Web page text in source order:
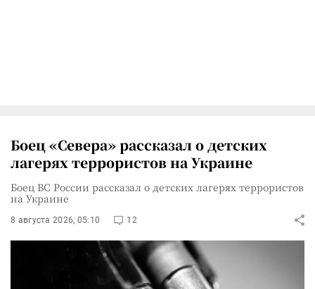
Боец «Севера» рассказал о детских
лагерях террористов на Украине
Боец ВС России рассказал о детских лагерях террористов
на Украине
8 августа 2026, 05:10 12